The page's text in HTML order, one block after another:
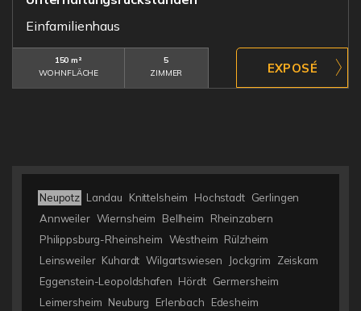
Einfamilienhaus
150 m²
WOHNFLÄCHE
5
ZIMMER
Neupotz Landau Knittelsheim Hochstadt Gerlingen
Annweiler Wiernsheim Bellheim
Rheinzabern
Philippsburg-Rheinsheim Westheim Rülzheim
Leinsweiler Kuhardt Wilgartswiesen Jockgrim
Zeiskam
Eggenstein-Leopoldshafen Hördt Germersheim
Leimersheim Neuburg Erlenbach
Edesheim